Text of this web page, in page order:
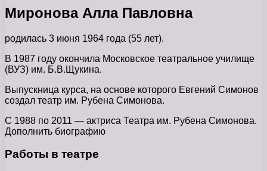
Миронова Алла Павловна
родилась 3 июня 1964 года (55 лет).
В 1987 году окончила Московское театральное училище
(ВУЗ) им. Б.В.Щукина.
Выпускница курса, на основе которого Евгений Симонов
создал театр им. Рубена Симонова.
С 1988 по 2011 — актриса Театра им. Рубена Симонова.
Дополнить биографию
Работы в театре